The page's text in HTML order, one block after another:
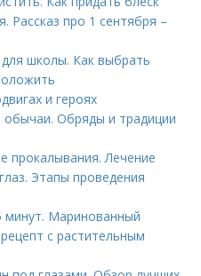
Рассказ про 1 сентября –
школы. Как выбрать
и героях
обычаи. Обряды и традиции
прокалывания. Лечение
Этапы проведения
минут. Маринованный
с растительным